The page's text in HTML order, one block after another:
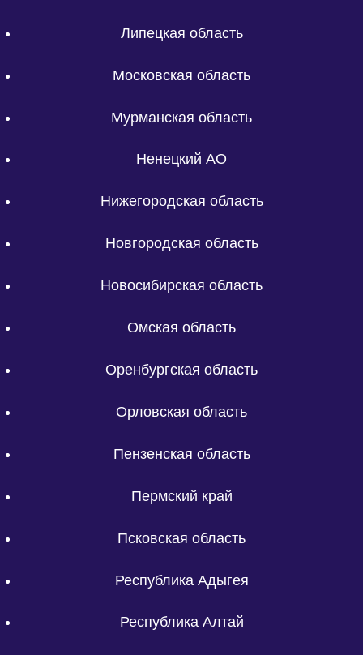
Липецкая область
Московская область
Мурманская область
Ненецкий АО
Нижегородская область
Новгородская область
Новосибирская область
Омская область
Оренбургская область
Орловская область
Пензенская область
Пермский край
Псковская область
Республика Адыгея
Республика Алтай